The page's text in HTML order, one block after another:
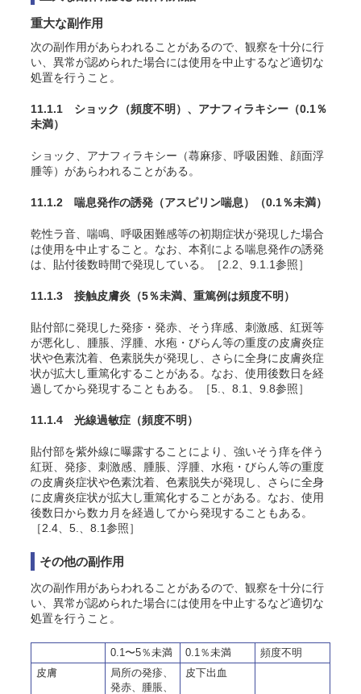
重大な副作用
次の副作用があらわれることがあるので、観察を十分に行
い、異常が認められた場合には使用を中止するなど適切な
処置を行うこと。
11.1.1 ショック （頻度不明） 、アナフィラキシー （0.1％
未満）
ショック、アナフィラキシー（蕁麻疹、呼吸困難、顔面浮
腫等）があらわれることがある。
11.1.2 喘息発作の誘発（アスピリン喘息） （0.1％未満）
乾性ラ音、喘鳴、呼吸困難感等の初期症状が発現した場合
は使用を中止すること。なお、本剤による喘息発作の誘発
は、貼付後数時間で発現している。［2.2、9.1.1参照］
11.1.3 接触皮膚炎 （5％未満、重篤例は頻度不明）
貼付部に発現した発疹・発赤、そう痒感、刺激感、紅斑等
が悪化し、腫脹、浮腫、水疱・びらん等の重度の皮膚炎症
状や色素沈着、色素脱失が発現し、さらに全身に皮膚炎症
状が拡大し重篤化することがある。なお、使用後数日を経
過してから発現することもある。［5.、8.1、9.8参照］
11.1.4 光線過敏症 （頻度不明）
貼付部を紫外線に曝露することにより、強いそう痒を伴う
紅斑、発疹、刺激感、腫脹、浮腫、水疱・びらん等の重度
の皮膚炎症状や色素沈着、色素脱失が発現し、さらに全身
に皮膚炎症状が拡大し重篤化することがある。なお、使用
後数日から数カ月を経過してから発現することもある。
［2.4、5.、8.1参照］
その他の副作用
次の副作用があらわれることがあるので、観察を十分に行
い、異常が認められた場合には使用を中止するなど適切な
処置を行うこと。
0.1〜5％未満 0.1％未満
頻度不明
皮膚
局所の発疹、
発赤、腫脹、
皮下出血